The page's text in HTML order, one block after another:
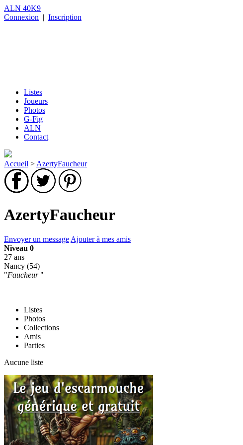
ALN 40K9
Connexion | Inscription
Listes
Joueurs
Photos
G-Fig
ALN
Contact
Accueil > AzertyFaucheur
AzertyFaucheur
Envoyer un message Ajouter à mes amis
Niveau 0
27 ans
Nancy (54)
"Faucheur "
Listes
Photos
Collections
Amis
Parties
Aucune liste